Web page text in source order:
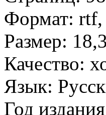
Формат: rtf,
Размер:
Качество:
Язык:
Год